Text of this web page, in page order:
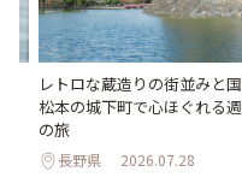
レトロな蔵造りの街並みと国
松本の城下町で心ほぐれる
の旅
長野県 2026.07.28